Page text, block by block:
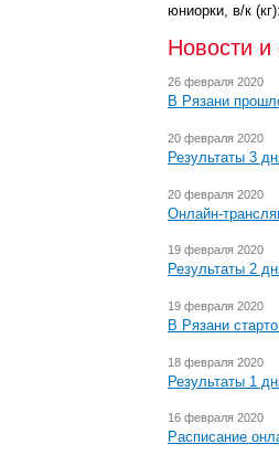
юниорки, в/к
Новости и
26 февраля 2020
В Рязани
20 февраля 2020
Результаты 3
20 февраля 2020
Онлайн-
19 февраля 2020
Результаты 2
19 февраля 2020
В Рязани
18 февраля 2020
Результаты 1
16 февраля 2020
Расписание